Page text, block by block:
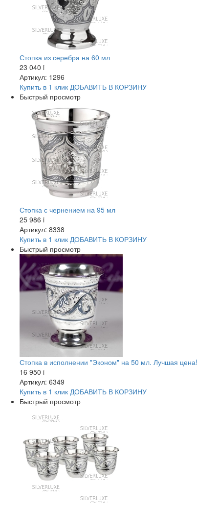
Стопка из серебра на 60 мл
23 040 i
Артикул: 1296
Купить в 1 клик ДОБАВИТЬ В КОРЗИНУ
Быстрый просмотр
Стопка с чернением на 95 мл
25 986 i
Артикул: 8338
Купить в 1 клик ДОБАВИТЬ В КОРЗИНУ
Быстрый просмотр
Стопка в исполнении "Эконом" на 50 мл. Лучшая цена!
16 950 i
Артикул: 6349
Купить в 1 клик ДОБАВИТЬ В КОРЗИНУ
Быстрый просмотр